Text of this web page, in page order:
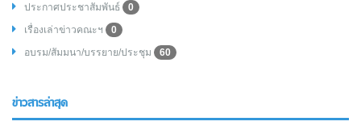
ประกาศประชาสัมพันธ์
0
เรื่องเล่าข่าวคณะฯ
0
อบรม/สัมมนา/บรรยาย/ประชุม
60
ข่าวสารล่าสุด